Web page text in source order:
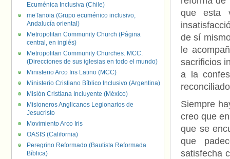
que esta
de sí
le
sacrificios
a la
Siempre
creo que
que se
que
satisfecha
Ecuménica Inclusiva (Chile)
meTanoia (Grupo ecuménico inclusivo,
Andalucía oriental)
Metropolitan Community Church (Página
central, en inglés)
Metropolitan Community Churches. MCC.
(Direcciones de sus iglesias en todo el mundo)
Ministerio Arco Iris Latino (MCC)
Ministerio Cristiano Bíblico Inclusivo (Argentina)
Misión Cristiana Incluyente (México)
Misioneros Anglicanos Legionarios de
Jesucristo
Movimiento Arco Iris
OASIS (California)
Peregrino Reformado (Bautista Reformada
Bíblica)